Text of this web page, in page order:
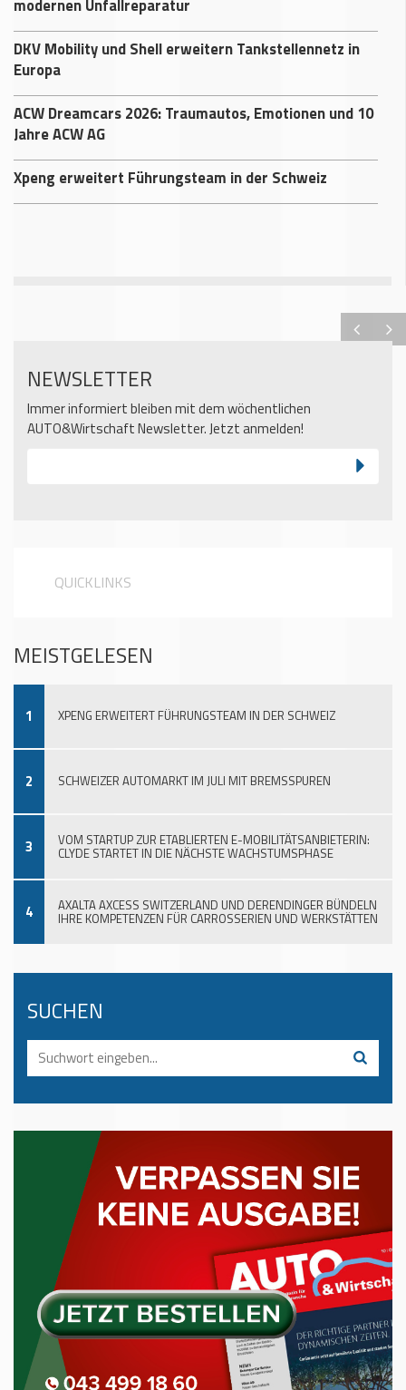
modernen Unfallreparatur
DKV Mobility und Shell erweitern Tankstellennetz in
Europa
ACW Dreamcars 2026: Traumautos, Emotionen und 10
Jahre ACW AG
Xpeng erweitert Führungsteam in der Schweiz
NEWSLETTER
Immer informiert bleiben mit dem wöchentlichen
AUTO&Wirtschaft Newsletter. Jetzt anmelden!
QUICKLINKS
MEISTGELESEN
1 XPENG ERWEITERT FÜHRUNGSTEAM IN DER SCHWEIZ
2 SCHWEIZER AUTOMARKT IM JULI MIT BREMSSPUREN
3 VOM STARTUP ZUR ETABLIERTEN E-MOBILITÄTSANBIETERIN:
CLYDE STARTET IN DIE NÄCHSTE WACHSTUMSPHASE
4 AXALTA AXCESS SWITZERLAND UND DERENDINGER BÜNDELN
IHRE KOMPETENZEN FÜR CARROSSERIEN UND WERKSTÄTTEN
SUCHEN